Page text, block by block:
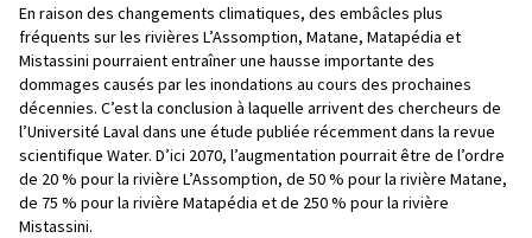
En raison des changements climatiques, des embâcles plus
fréquents sur les rivières L’Assomption, Matane, Matapédia et
Mistassini pourraient entraîner une hausse importante des
dommages causés par les inondations au cours des prochaines
décennies. C’est la conclusion à laquelle arrivent des chercheurs de
l’Université Laval dans une étude publiée récemment dans la revue
scientifique Water. D’ici 2070, l’augmentation pourrait être de l’ordre
de 20 % pour la rivière L’Assomption, de 50 % pour la rivière Matane,
de 75 % pour la rivière Matapédia et de 250 % pour la rivière
Mistassini.